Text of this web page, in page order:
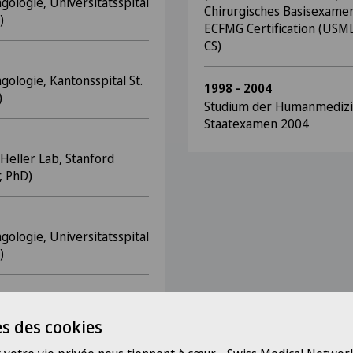
Kantonsspital St.
Lab, Stanford
PhD)
Universitätsspital
Chirurgisches
ECFMG Certification
CS)
1998 - 2004
Studium der
Staatexamen 2004
des cookies